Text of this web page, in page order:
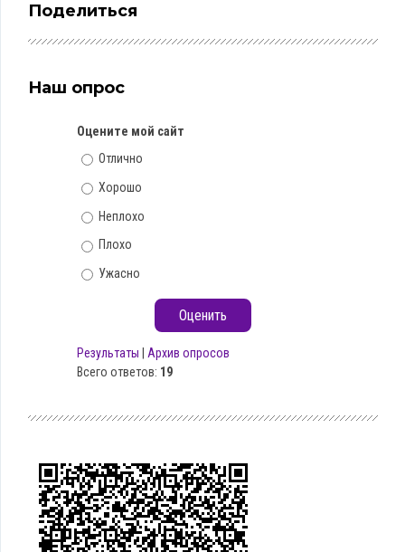
Поделиться
Наш опрос
Оцените мой сайт
Отлично
Хорошо
Неплохо
Плохо
Ужасно
Результаты
Архив опросов
Всего ответов: 19